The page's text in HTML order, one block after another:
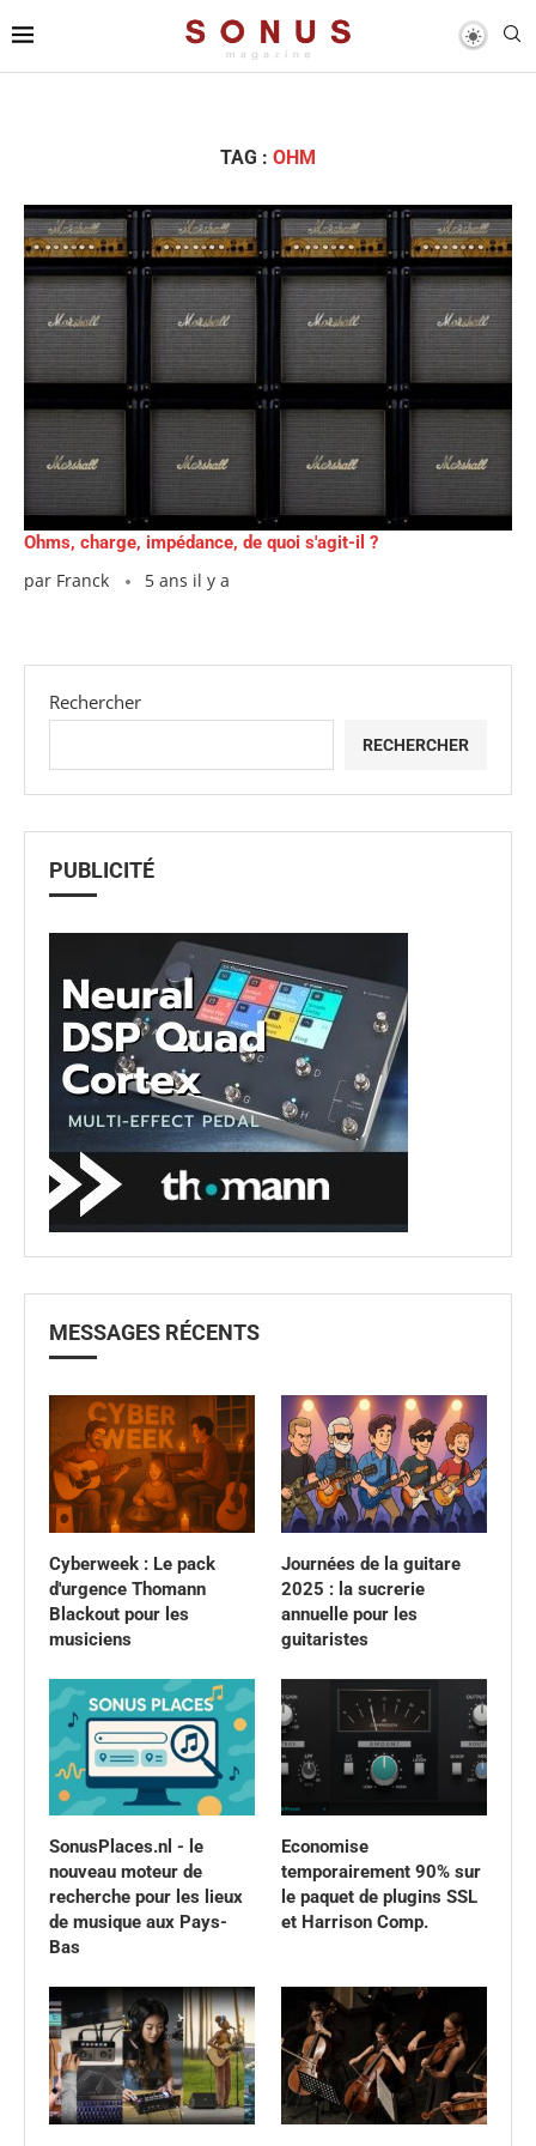
TAG : OHM
Ohms, charge, impédance, de quoi s'agit-il ?
par Franck 5 ans il y a
Rechercher
RECHERCHER
PUBLICITÉ
MESSAGES RÉCENTS
Cyberweek : Le pack
d'urgence Thomann
Blackout pour les
musiciens
Journées de la guitare
2025 : la sucrerie
annuelle pour les
guitaristes
SonusPlaces.nl - le
nouveau moteur de
recherche pour les lieux
de musique aux Pays-
Bas
Economise
temporairement 90% sur
le paquet de plugins SSL
et Harrison Comp.